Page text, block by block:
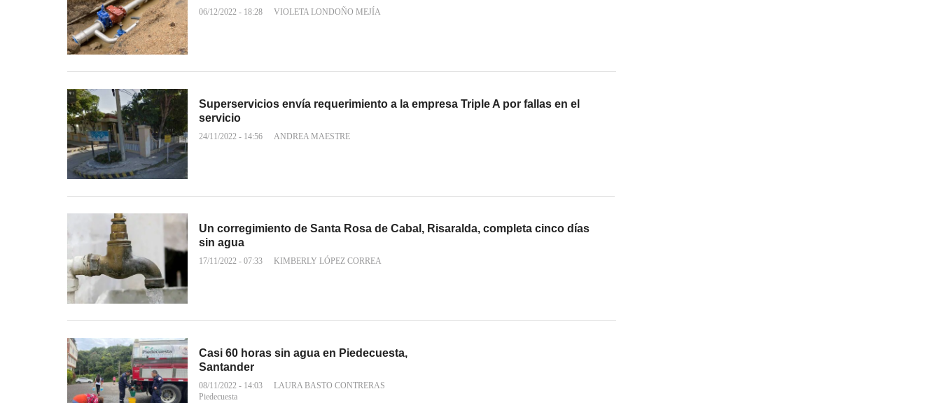
06/12/2022 - 18:28 VIOLETA LONDOÑO MEJÍA
Superservicios envía requerimiento a la empresa Triple A por fallas en el
servicio
24/11/2022 - 14:56 ANDREA MAESTRE
Un corregimiento de Santa Rosa de Cabal, Risaralda, completa cinco días
sin agua
17/11/2022 - 07:33 KIMBERLY LÓPEZ CORREA
Casi 60 horas sin agua en Piedecuesta,
Santander
08/11/2022 - 14:03
LAURA BASTO CONTRERAS
Piedecuesta